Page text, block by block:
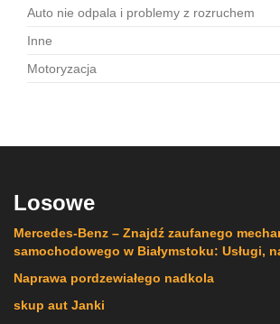
Auto nie odpala i problemy z rozruchem
Inne
Motoryzacja
Losowe
Mercedes-Benz – Znajdź zaufanego
samochodowego w Białymstoku: Usługi,
Naprawa pordzewiałego nadkola
skup aut Janki